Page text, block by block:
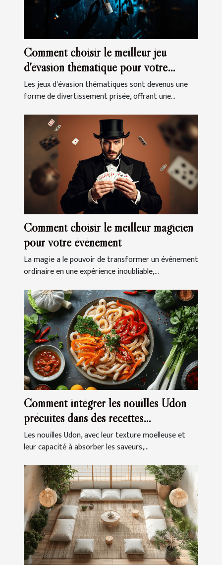
Comment choisir le meilleur jeu
d'évasion thématique pour votre
prochaine sortie
Les jeux d'évasion thématiques sont devenus une
forme de divertissement prisée, offrant une...
Comment choisir le meilleur magicien
pour votre événement
La magie a le pouvoir de transformer un événement
ordinaire en une expérience inoubliable,...
Comment intégrer les nouilles Udon
précuites dans des recettes
quotidiennes
Les nouilles Udon, avec leur texture moelleuse et
leur capacité à absorber les saveurs,...